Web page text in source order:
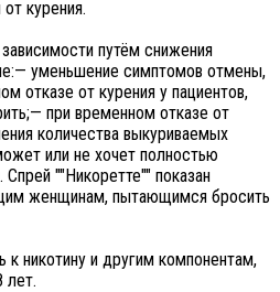
курения.
путём снижения
уменьшение симптомов отмены,
отказе от курения у пациентов,
при временном отказе от
количества выкуриваемых
или не хочет полностью
Спрей ""Никоретте"" показан
женщинам, пытающимся бросить
к никотину и другим компонентам,
лет.